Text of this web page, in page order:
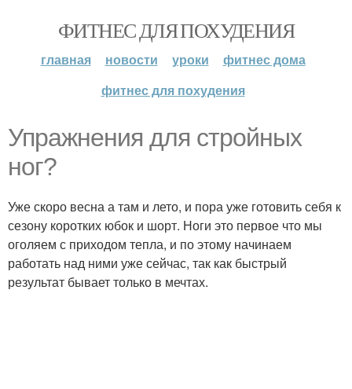
ФИТНЕС ДЛЯ ПОХУДЕНИЯ
главная новости уроки
фитнес дома
фитнес для похудения
Упражнения для стройных
ног?
Уже скоро весна а там и лето, и пора уже готовить себя к
сезону коротких юбок и шорт. Ноги это первое что мы
оголяем с приходом тепла, и по этому начинаем
работать над ними уже сейчас, так как быстрый
результат бывает только в мечтах.